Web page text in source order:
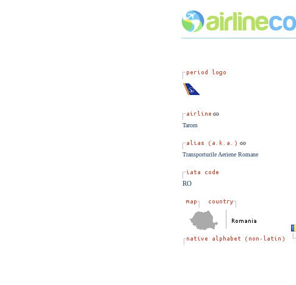
Tarom
Transporturile Aeriene Romane
RO